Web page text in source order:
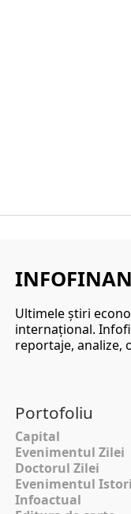
Ultimele ştiri
internaţional.
reportaje, analize,
Portofoliu
Capital
Evenimentul Zilei
Doctorul Zilei
Evenimentul
Infoactual